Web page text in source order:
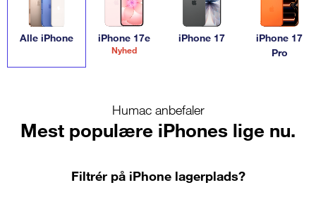
integration med resten af Apple-økosystemet, der gør
forskellen. Samtidig står Apple for innovation og
brugervenlighed. Vælg den iPhone, der passer til dine
Alle iPhone iPhone 17e
Nyhed
iPhone 17
iPhone 17
Pro
Humac anbefaler
Mest populære iPhones lige nu.
Filtrér på iPhone lagerplads?